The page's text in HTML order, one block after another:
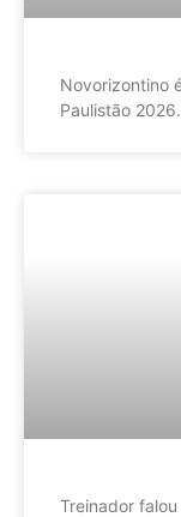
Novorizontino
Paulistão 2026.
Treinador